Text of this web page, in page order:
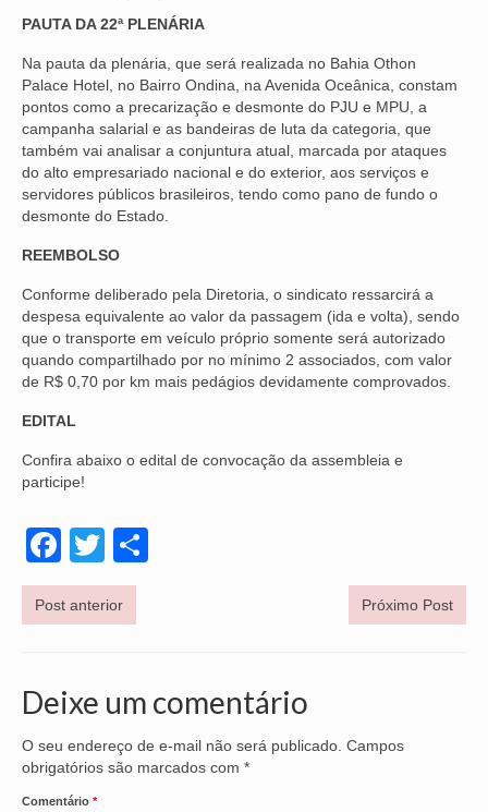
APOSENTADOS
AGENTES DE POLÍCIA JUDICIAL
ANALISTAS JUDICIÁRIOS
MULHERES
OFICIAIS DE JUSTIÇA
SOLIDARIEDADE
TECNOLOGIA DA INFORMAÇÃO
PAUTA DA 22ª PLENÁRIA
Na pauta da plenária, que será realizada no Bahia Othon
Palace Hotel, no Bairro Ondina, na Avenida Oceânica, constam
pontos como a precarização e desmonte do PJU e MPU, a
campanha salarial e as bandeiras de luta da categoria, que
também vai analisar a conjuntura atual, marcada por ataques
do alto empresariado nacional e do exterior, aos serviços e
servidores públicos brasileiros, tendo como pano de fundo o
desmonte do Estado.
REEMBOLSO
Conforme deliberado pela Diretoria, o sindicato ressarcirá a
despesa equivalente ao valor da passagem (ida e volta), sendo
que o transporte em veículo próprio somente será autorizado
quando compartilhado por no mínimo 2 associados, com valor
de R$ 0,70 por km mais pedágios devidamente comprovados.
EDITAL
Confira abaixo o edital de convocação da assembleia e
participe!
Facebook
Twitter
Post anterior Próximo Post
Deixe um comentário
O seu endereço de e-mail não será publicado. Campos
obrigatórios são marcados com *
Comentário *